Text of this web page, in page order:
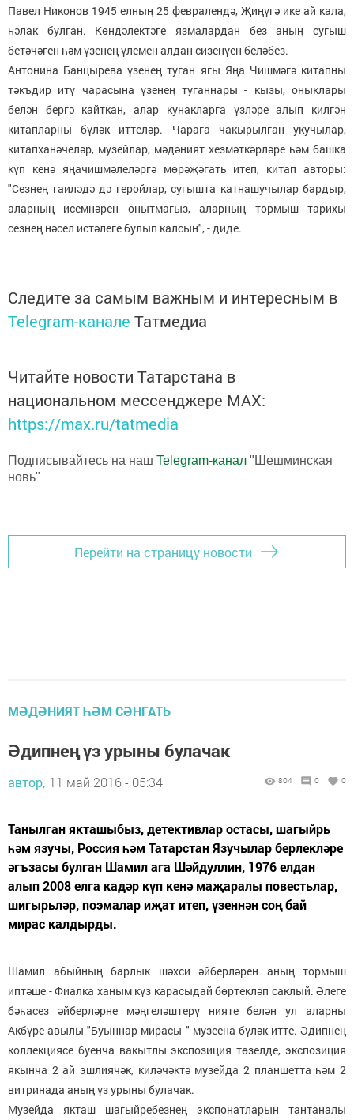
Павел Никонов 1945 елның 25 февралендә, Җиңүгә ике ай кала,
һәлак булган. Көндәлектәге язмалардан без аның сугыш
бетәчәген һәм үзенең үлемен алдан сизенүен беләбез.
Антонина Банцырева үзенең туган ягы Яңа Чишмәгә китапны
тәкъдир итү чарасына үзенең туганнары - кызы, оныклары
белән бергә кайткан, алар кунакларга үзләре алып килгән
китапларны бүләк иттеләр. Чарага чакырылган укучылар,
китапханәчеләр, музейлар, мәдәният хезмәткәрләре һәм башка
күп кенә яңачишмәлеләргә мөрәҗәгать итеп, китап авторы:
"Сезнең гаиләдә дә геройлар, сугышта катнашучылар бардыр,
аларның исемнәрен онытмагыз, аларның тормыш тарихы
сезнең нәсел истәлеге булып калсын", - диде.
Следите за самым важным и интересным в
Telegram-канале Татмедиа
Читайте новости Татарстана в
национальном мессенджере MАХ:
https://max.ru/tatmedia
Подписывайтесь на наш Telegram-канал "Шешминская
новь"
Перейти на страницу новости
МӘДӘНИЯТ ҺӘМ СӘНГАТЬ
Әдипнең үз урыны булачак
автор, 11 май 2016 - 05:34 804 0 0
Танылган якташыбыз, детективлар остасы, шагыйрь
һәм язучы, Россия һәм Татарстан Язучылар берлекләре
әгъзасы булган Шамил ага Шәйдуллин, 1976 елдан
алып 2008 елга кадәр күп кенә маҗаралы повестьлар,
шигырьләр, поэмалар иҗат итеп, үзеннән соң бай
мирас калдырды.
Шамил абыйның барлык шәхси әйберләрен аның тормыш
иптәше - Фиалка ханым күз карасыдай бөртекләп саклый. Әлеге
бәһасез әйберләрне мәңгеләштерү нияте белән ул аларны
Акбүре авылы "Буыннар мирасы " музеена бүләк итте. Әдипнең
коллекциясе буенча вакытлы экспозиция төзелде, экспозиция
якынча 2 ай эшлиячәк, киләчәктә музейда 2 планшетта һәм 2
витринада аның үз урыны булачак.
Музейда якташ шагыйребезнең экспонатларын тантаналы